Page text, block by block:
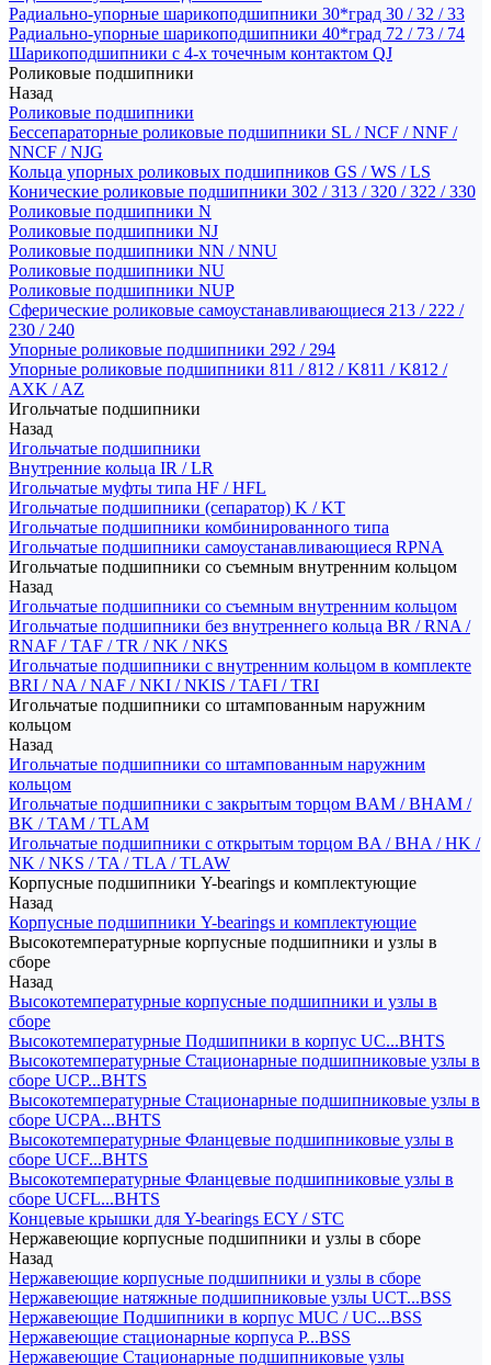
Радиально-упорные шарикоподшипники 30*град 30 / 32 / 33
Радиально-упорные шарикоподшипники 40*град 72 / 73 / 74
Шарикоподшипники с 4-х точечным контактом QJ
Роликовые подшипники
Назад
Роликовые подшипники
Бессепараторные роликовые подшипники SL / NCF / NNF /
NNCF / NJG
Кольца упорных роликовых подшипников GS / WS / LS
Конические роликовые подшипники 302 / 313 / 320 / 322 / 330
Роликовые подшипники N
Роликовые подшипники NJ
Роликовые подшипники NN / NNU
Роликовые подшипники NU
Роликовые подшипники NUP
Сферические роликовые самоустанавливающиеся 213 / 222 /
230 / 240
Упорные роликовые подшипники 292 / 294
Упорные роликовые подшипники 811 / 812 / K811 / K812 /
AXK / AZ
Игольчатые подшипники
Назад
Игольчатые подшипники
Внутренние кольца IR / LR
Игольчатые муфты типа HF / HFL
Игольчатые подшипники (сепаратор) K / KT
Игольчатые подшипники комбинированного типа
Игольчатые подшипники самоустанавливающиеся RPNA
Игольчатые подшипники со съемным внутренним кольцом
Назад
Игольчатые подшипники со съемным внутренним кольцом
Игольчатые подшипники без внутреннего кольца BR / RNA /
RNAF / TAF / TR / NK / NKS
Игольчатые подшипники с внутренним кольцом в комплекте
BRI / NA / NAF / NKI / NKIS / TAFI / TRI
Игольчатые подшипники со штампованным наружним
кольцом
Назад
Игольчатые подшипники со штампованным наружним
кольцом
Игольчатые подшипники с закрытым торцом BAM / BHAM /
BK / TAM / TLAM
Игольчатые подшипники с открытым торцом BA / BHA / HK /
NK / NKS / TA / TLA / TLAW
Корпусные подшипники Y-bearings и комплектующие
Назад
Корпусные подшипники Y-bearings и комплектующие
Высокотемпературные корпусные подшипники и узлы в
сборе
Назад
Высокотемпературные корпусные подшипники и узлы в
сборе
Высокотемпературные Подшипники в корпус UC...BHTS
Высокотемпературные Стационарные подшипниковые узлы в
сборе UCP...BHTS
Высокотемпературные Стационарные подшипниковые узлы в
сборе UCPA...BHTS
Высокотемпературные Фланцевые подшипниковые узлы в
сборе UCF...BHTS
Высокотемпературные Фланцевые подшипниковые узлы в
сборе UCFL...BHTS
Концевые крышки для Y-bearings ECY / STC
Нержавеющие корпусные подшипники и узлы в сборе
Назад
Нержавеющие корпусные подшипники и узлы в сборе
Нержавеющие натяжные подшипниковые узлы UCT...BSS
Нержавеющие Подшипники в корпус MUC / UC...BSS
Нержавеющие стационарные корпуса P...BSS
Нержавеющие Стационарные подшипниковые узлы